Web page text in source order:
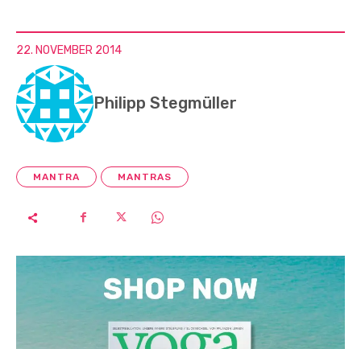
22. NOVEMBER 2014
Philipp Stegmüller
MANTRA MANTRAS